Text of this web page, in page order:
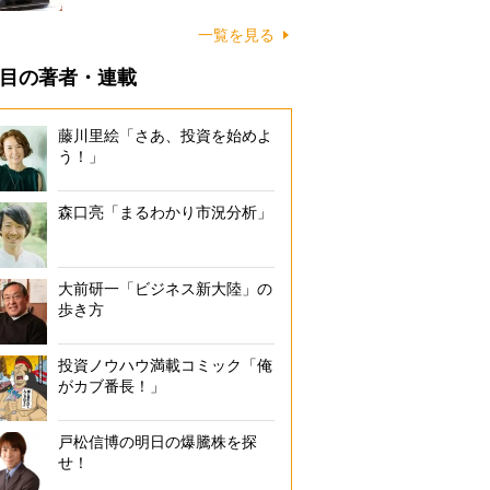
一覧を見る
の著者・連載
藤川里絵「さあ、投資を始めよ
う！」
森口亮「まるわかり市況分析」
大前研一「ビジネス新大陸」の
歩き方
投資ノウハウ満載コミック「俺
がカブ番長！」
戸松信博の明日の爆騰株を探
せ！